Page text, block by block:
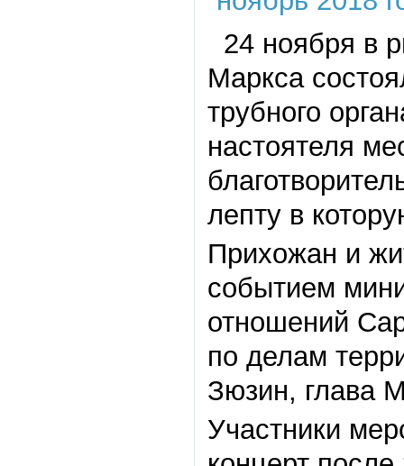
24 ноября в
Маркса
трубного
настоятеля
лепту в
Прихожан и
событием
отношений
по делам
Зюзин, глава
Участники